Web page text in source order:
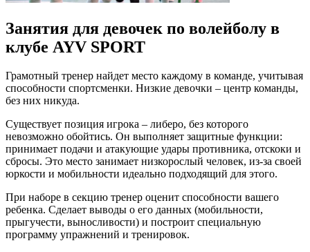
Занятия для девочек по волейболу в
клубе AYV SPORT
Грамотный тренер найдет место каждому в команде, учитывая
способности спортсменки. Низкие девочки – центр команды,
без них никуда.
Существует позиция игрока – либеро, без которого
невозможно обойтись. Он выполняет защитные функции:
принимает подачи и атакующие удары противника, отскоки и
сбросы. Это место занимает низкорослый человек, из-за своей
юркости и мобильности идеально подходящий для этого.
При наборе в секцию тренер оценит способности вашего
ребенка. Сделает выводы о его данных (мобильности,
прыгучести, выносливости) и построит специальную
программу упражнений и тренировок.